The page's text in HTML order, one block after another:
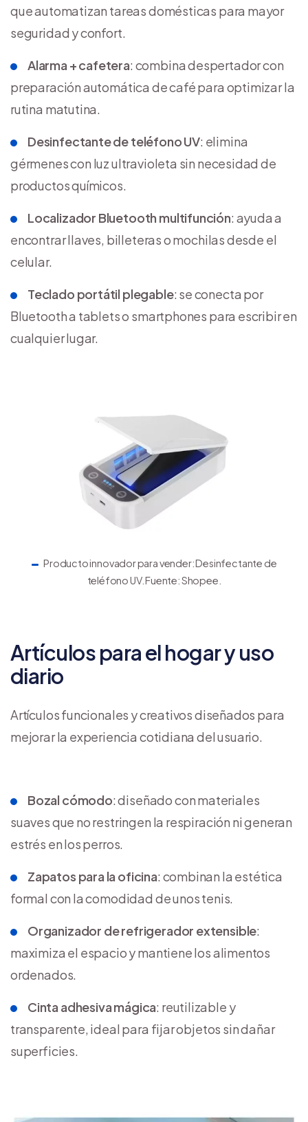
que automatizan tareas domésticas para mayor
seguridad y confort.
Alarma + cafetera: combina despertador con
preparación automática de café para optimizar la
rutina matutina.
Desinfectante de teléfono UV: elimina
gérmenes con luz ultravioleta sin necesidad de
productos químicos.
Localizador Bluetooth multifunción: ayuda a
encontrar llaves, billeteras o mochilas desde el
celular.
Teclado portátil plegable: se conecta por
Bluetooth a tablets o smartphones para escribir en
cualquier lugar.
Producto innovador para vender: Desinfectante de
teléfono UV. Fuente: Shopee.
Artículos para el hogar y uso
diario
Artículos funcionales y creativos diseñados para
mejorar la experiencia cotidiana del usuario.
Bozal cómodo: diseñado con materiales
suaves que no restringen la respiración ni generan
estrés en los perros.
Zapatos para la oficina: combinan la estética
formal con la comodidad de unos tenis.
Organizador de refrigerador extensible:
maximiza el espacio y mantiene los alimentos
ordenados.
Cinta adhesiva mágica: reutilizable y
transparente, ideal para fijar objetos sin dañar
superficies.